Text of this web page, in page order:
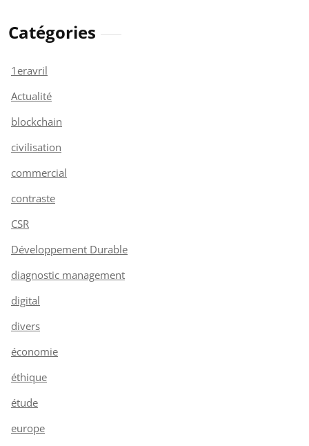
Catégories
1eravril
Actualité
blockchain
civilisation
commercial
contraste
CSR
Développement Durable
diagnostic management
digital
divers
économie
éthique
étude
europe